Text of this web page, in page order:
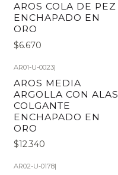
AROS COLA DE PEZ
ENCHAPADO EN
ORO
$6.670
AR01-U-0023|
AROS MEDIA
ARGOLLA CON ALAS
COLGANTE
ENCHAPADO EN
ORO
$12.340
AR02-U-0178|